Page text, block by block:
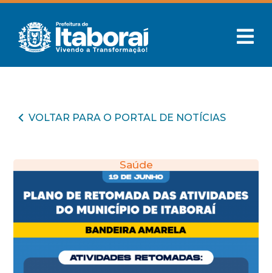
VOLTAR PARA O PORTAL DE NOTÍCIAS
Saúde